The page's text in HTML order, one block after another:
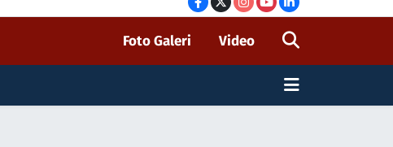
Foto Galeri Video